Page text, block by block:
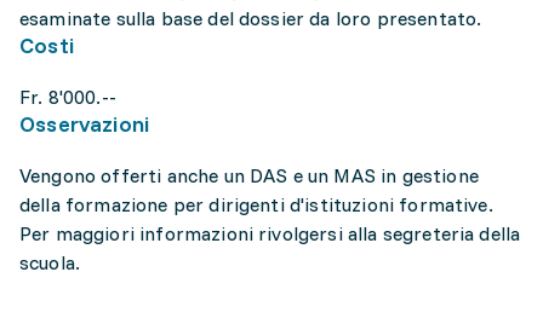
esaminate sulla base del dossier da loro presentato.
Costi
Fr. 8'000.--
Osservazioni
Vengono offerti anche un DAS e un MAS in gestione
della formazione per dirigenti d'istituzioni formative.
Per maggiori informazioni rivolgersi alla segreteria della
scuola.